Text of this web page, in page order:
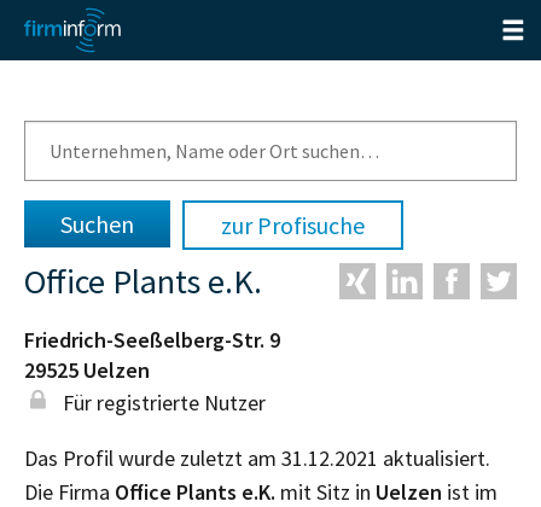
zur Profisuche
Office Plants e.K.
Friedrich-Seeßelberg-Str. 9
29525 Uelzen
Für registrierte Nutzer
Das Profil wurde zuletzt am 31.12.2021 aktualisiert.
Die Firma Office Plants e.K. mit Sitz in Uelzen ist im